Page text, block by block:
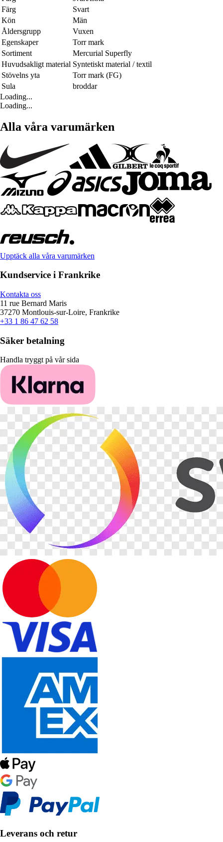
Färg
Svart
Kön
Män
Åldersgrupp
Vuxen
Egenskaper
Torr mark
Sortiment
Mercurial Superfly
Huvudsakligt material Syntetiskt material / textil
Stövelns yta
Torr mark (FG)
Sula
broddar
Loading...
Loading...
Alla våra varumärken
Upptäck alla våra varumärken
Kundservice i Frankrike
Kontakta oss
11 rue Bernard Maris
37270 Montlouis-sur-Loire, Frankrike
+33 1 86 47 62 58
Säker betalning
Handla tryggt på vår sida
Leverans och retur